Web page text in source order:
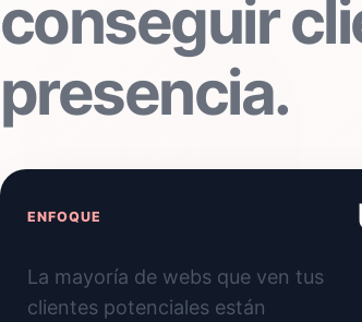
conseguir
presencia.
ENFOQUE
La mayoría de webs que ven tus
clientes potenciales están